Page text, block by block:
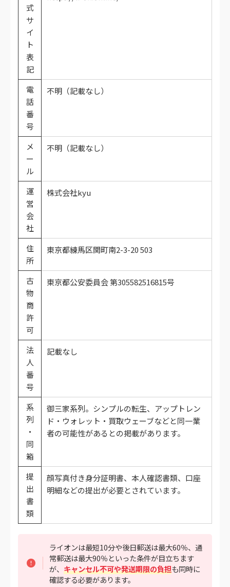
式
サ
イ
ト
表
記
電
話
番
号
不明（記載なし）
メ
ー
ル
不明（記載なし）
運
営
会
社
株式会社kyu
住
所
東京都練馬区関町南2-3-20 503
古
物
商
許
可
東京都公安委員会 第305582516815号
法
人
番
号
記載なし
系
列
・
同
箱
御三家系列。シンプルの転生、アップトレン
ド・ウォレット・買取ウェーブなどと同一業
者の可能性があるとの掲載があります。
提
出
書
類
顔写真付き身分証明書、本人確認書類、口座
明細などの提出が必要とされています。
ライオンは最短10分や後日郵送は最大60％、通
常郵送は最大90％といった条件が目立ちます
が、キャンセル不可や発送期限の負担も同時に
確認する必要があります。